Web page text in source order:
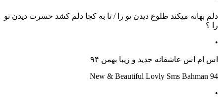
دلم بهانه میکند طلوع دیدن تو را / تا به کجا دلم کشد حسرت دیدن تو
را ؟
•
اس ام اس عاشقانه جدید و زیبا بهمن ۹۴
New & Beautiful Lovly Sms Bahman 94
•